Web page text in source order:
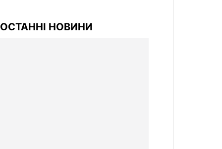
ОСТАННІ НОВИНИ